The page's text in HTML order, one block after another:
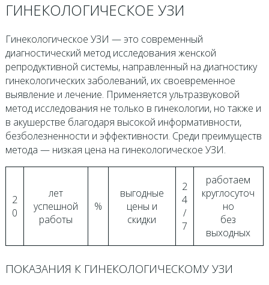
ГИНЕКОЛОГИЧЕСКОЕ УЗИ
Гинекологическое УЗИ — это современный
диагностический метод исследования женской
репродуктивной системы, направленный на диагностику
гинекологических заболеваний, их своевременное
выявление и лечение. Применяется ультразвуковой
метод исследования не только в гинекологии, но также и
в акушерстве благодаря высокой информативности,
безболезненности и эффективности. Среди преимуществ
метода — низкая цена на гинекологическое УЗИ.
2
0
лет
успешной
работы
%
выгодные
цены и
скидки
2
4
/
7
работаем
круглосуточ
но
без
выходных
ПОКАЗАНИЯ К ГИНЕКОЛОГИЧЕСКОМУ УЗИ